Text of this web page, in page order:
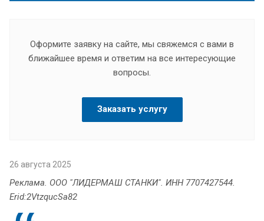
Оформите заявку на сайте, мы свяжемся с вами в
ближайшее время и ответим на все интересующие
вопросы.
Заказать услугу
26 августа 2025
Реклама. ООО "ЛИДЕРМАШ СТАНКИ". ИНН 7707427544.
Erid:2VtzqucSa82